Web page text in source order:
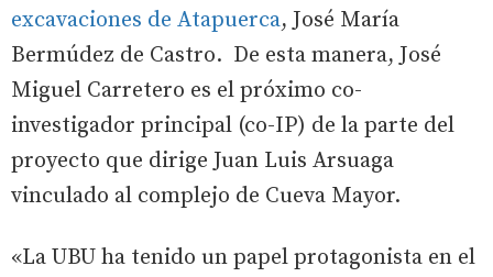
excavaciones de Atapuerca, José María
Bermúdez de Castro. De esta manera, José
Miguel Carretero es el próximo co-
investigador principal (co-IP) de la parte del
proyecto que dirige Juan Luis Arsuaga
vinculado al complejo de Cueva Mayor.
«La UBU ha tenido un papel protagonista en el